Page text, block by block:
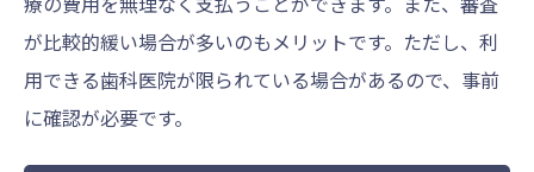
が比較的緩い場合が多いのもメリットです。ただし、利
用できる歯科医院が限られている場合があるので、事前
に確認が必要です。